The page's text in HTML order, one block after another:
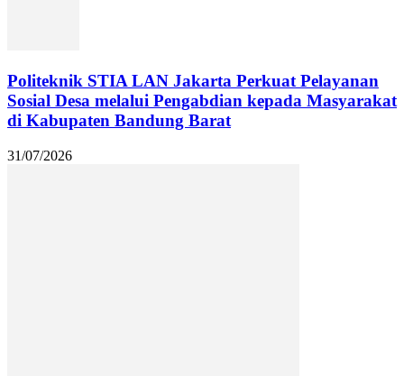
Politeknik STIA LAN Jakarta Perkuat Pelayanan
Sosial Desa melalui Pengabdian kepada Masyarakat
di Kabupaten Bandung Barat
31/07/2026